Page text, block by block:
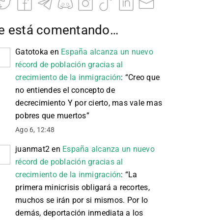
está comentando…
Gatotoka en España alcanza un nuevo
récord de población gracias al
crecimiento de la inmigración: “Creo que
no entiendes el concepto de
decrecimiento Y por cierto, mas vale mas
pobres que muertos”
Ago 6, 12:48
juanmat2 en España alcanza un nuevo
récord de población gracias al
crecimiento de la inmigración: “La
primera minicrisis obligará a recortes,
muchos se irán por si mismos. Por lo
demás, deportación inmediata a los